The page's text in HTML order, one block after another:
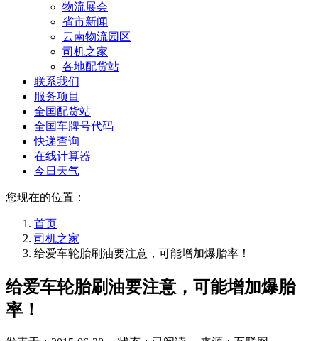
物流展会
省市新闻
云南物流园区
司机之家
各地配货站
联系我们
服务项目
全国配货站
全国车牌号代码
快递查询
在线计算器
今日天气
您现在的位置：
首页
司机之家
给爱车轮胎刷油要注意，可能增加爆胎率！
给爱车轮胎刷油要注意，可能增加爆胎
率！